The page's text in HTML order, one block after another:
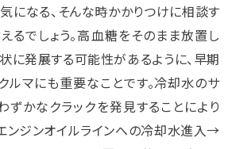
になる、そんな時かかりつけに相談す
るでしょう。高血糖をそのまま放置し
に発展する可能性があるように、早期
ルマにも重要なことです。冷却水のサ
ずかなクラックを発見することにより
ンジンオイルラインへの冷却水進入→